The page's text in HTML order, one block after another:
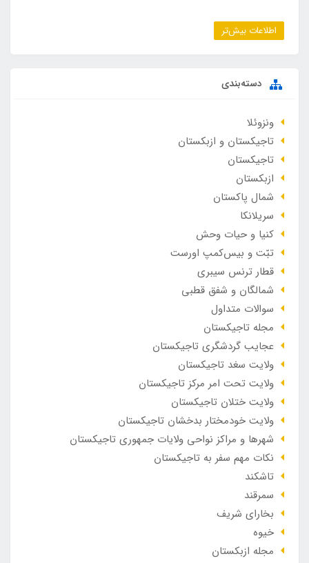
اطلاعات بیش‌تر
دسته‌بندی
ونزوئلا
تاجیکستان و ازبکستان
تاجیکستان
ازبکستان
شمال پاکستان
سریلانکا
کنیا و حیات وحش
تبّت و بیس‌کمپ اورست
قطار ترنس سیبری
شمالگان و شفق قطبی
سوالات متداول
مجله تاجیکستان
عجایب گردشگری تاجیکستان
ولایت سغد تاجیکستان
ولایت تحت امر مرکز تاجیکستان
ولایت ختلان تاجیکستان
ولایت خودمختار بدخشان تاجیکستان
شهرها و مراکز نواحی ولایات جمهوری تاجیکستان
نکات مهم سفر به تاجیکستان
تاشکند
سمرقند
بخارای شریف
خیوه
مجله ازبکستان